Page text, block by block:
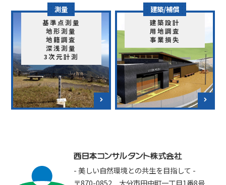
測量
基準点測量
地形測量
地籍調査
深浅測量
3次元計測
建築/補償
建築設計
用地調査
事業損失
- 美しい自然環境との共生を目指して -
〒870-0852 大分市田中町一丁目1番8号